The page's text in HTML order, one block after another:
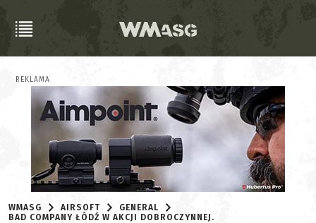
REKLAMA
WMASG AIRSOFT
GENERAL
BAD COMPANY ŁÓDŹ W AKCJI DOBROCZYNNEJ.